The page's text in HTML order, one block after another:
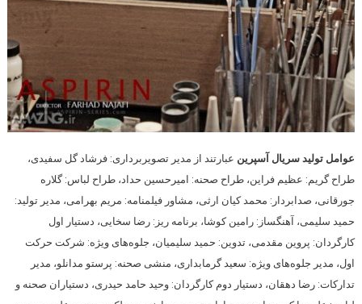
عوامل تولید سریال آسپرین عبارتند از مدیر تصویربرداری: فرشاد گل سفیدی،
طراح گریم: عظیم فراین، طراح صحنه: امیرحسین حداد، طراح لباس: گلاره
جورقانی، صدابردار: محمد کیان ارثی، مشاور فیلمنامه: مریم بهرامی، مدیر تولید:
حمید سلیمی، آهنگساز: رامین کوشا، برنامه ریز: رضا سخایی، دستیار اول
کارگردان: پروین مقدمی، تدوین: حمید سلیمیان، جلوه‌های ویژه: شرکت حرکت
اول، مدیر جلوه‌های ویژه: سعید گرمابداری، منشی صحنه: پرستو مدانلو، مدیر
تدارکات: رضا دهقان، دستیار دوم کارگردان: وحید حامد حیدری، دستیاران صحنه و